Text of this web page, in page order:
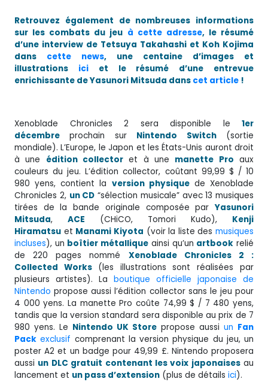
Retrouvez également de nombreuses informations
sur les combats du jeu à cette adresse, le résumé
d’une interview de Tetsuya Takahashi et Koh Kojima
dans cette news, une centaine d’images et
illustrations iciet le résumé d’une entrevue
enrichissante de Yasunori Mitsuda dans cet article !
Xenoblade Chronicles 2 sera disponible le 1er
décembre prochain sur Nintendo Switch(sortie
mondiale). L’Europe, le Japon et les États-Unis auront droit
à une édition collector et à une manette Pro aux
couleurs du jeu. L’édition collector, coûtant 99,99 $ / 10
980 yens, contient la version physiquede Xenoblade
Chronicles 2, un CD “sélection musicale” avec 13 musiques
tirées de la bande originale composée par Yasunori
Mitsuda, ACE (CHiCO, Tomori Kudo), Kenji
Hiramatsu et Manami Kiyota (voir la liste des musiques
incluses), un boîtier métallique ainsi qu’un artbook relié
de 220 pages nommé Xenoblade Chronicles 2 :
Collected Works (les illustrations sont réalisées par
plusieurs artistes). La boutique officielle japonaise de
Nintendo propose aussi l’édition collector sans le jeu pour
4 000 yens. La manette Pro coûte 74,99 $ / 7 480 yens,
tandis que la version standard sera disponible au prix de 7
980 yens. Le Nintendo UK Store propose aussi un Fan
Pack exclusif comprenant la version physique du jeu, un
poster A2 et un badge pour 49,99 £. Nintendo proposera
aussi un DLC gratuit contenant les voix japonaisesau
lancement et un pass d’extension (plus de détails ici).